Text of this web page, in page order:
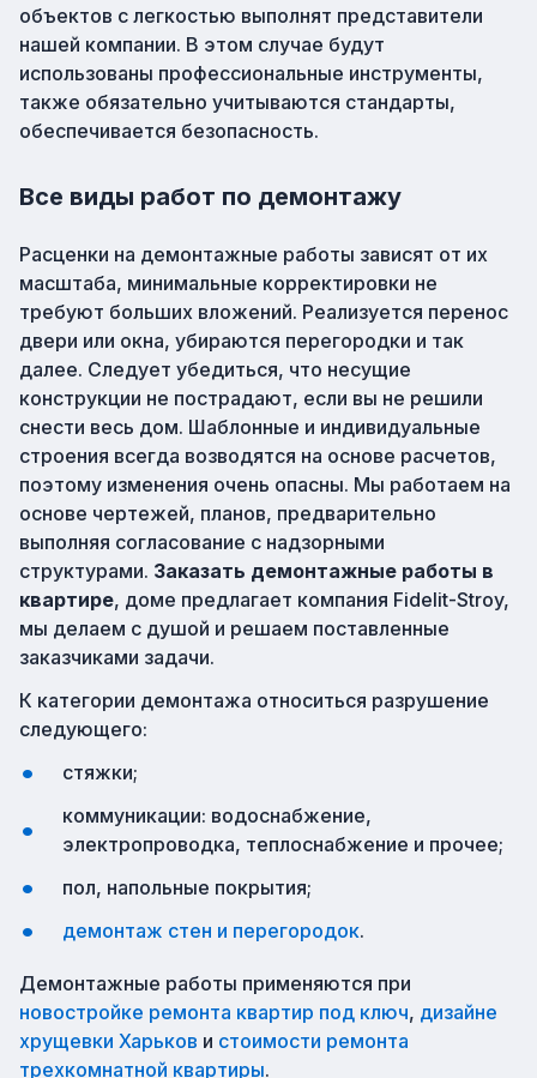
объектов с легкостью выполнят представители
нашей компании. В этом случае будут
использованы профессиональные инструменты,
также обязательно учитываются стандарты,
обеспечивается безопасность.
Все виды работ по демонтажу
Расценки на демонтажные работы зависят от их
масштаба, минимальные корректировки не
требуют больших вложений. Реализуется перенос
двери или окна, убираются перегородки и так
далее. Следует убедиться, что несущие
конструкции не пострадают, если вы не решили
снести весь дом. Шаблонные и индивидуальные
строения всегда возводятся на основе расчетов,
поэтому изменения очень опасны. Мы работаем на
основе чертежей, планов, предварительно
выполняя согласование с надзорными
структурами. Заказать демонтажные работы в
квартире, доме предлагает компания Fidelit-Stroy,
мы делаем с душой и решаем поставленные
заказчиками задачи.
К категории демонтажа относиться разрушение
следующего:
стяжки;
коммуникации: водоснабжение,
электропроводка, теплоснабжение и прочее;
пол, напольные покрытия;
демонтаж стен и перегородок.
Демонтажные работы применяются при
новостройке ремонта квартир под ключ, дизайне
хрущевки Харьков и стоимости ремонта
трехкомнатной квартиры.